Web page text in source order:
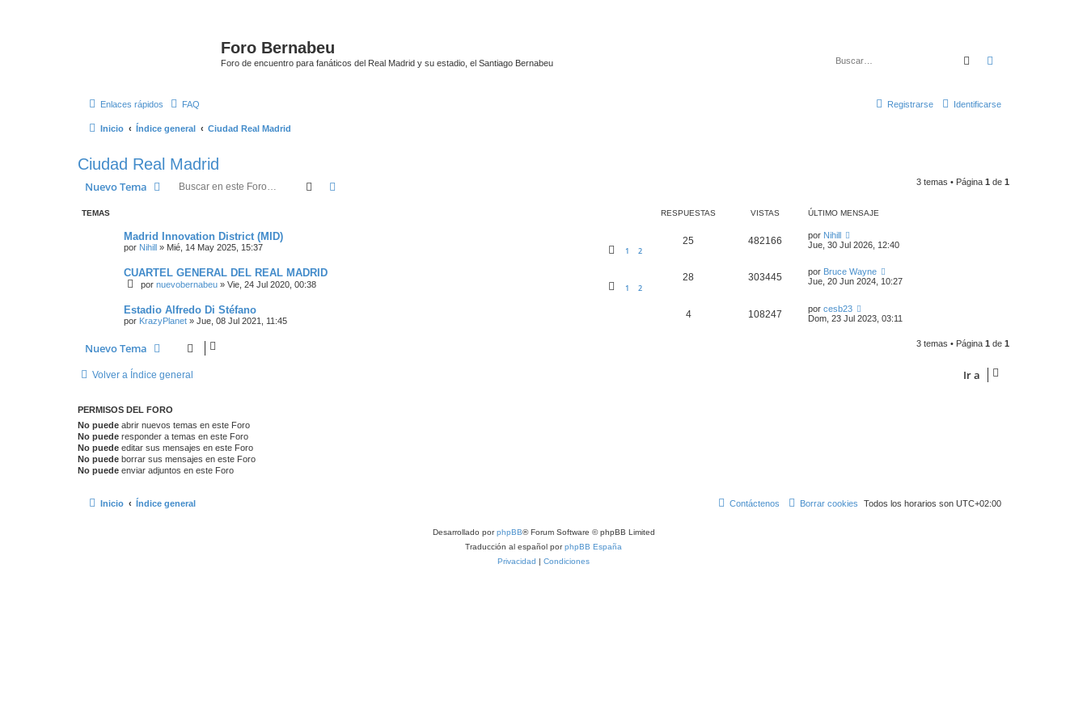
Foro Bernabeu
Foro de encuentro para fanáticos del Real Madrid y su estadio, el Santiago Bernabeu Buscar
Enlaces rápidos FAQ Identificarse
Registrarse
Inicio Índice general Ciudad Real Madrid
Ciudad Real Madrid
Nuevo Tema Buscar 3 temas • Página 1 de 1
TEMAS RESPUESTAS VISTAS ÚLTIMO MENSAJE
Madrid Innovation District (MID)
por Nihill » Mié, 14 May 2025, 15:37 1 2
25 482166 por Nihill
Jue, 30 Jul 2026, 12:40
CUARTEL GENERAL DEL REAL MADRID
por nuevobernabeu » Vie, 24 Jul 2020, 00:38 1 2
28 303445 por Bruce Wayne
Jue, 20 Jun 2024, 10:27
Estadio Alfredo Di Stéfano
por KrazyPlanet » Jue, 08 Jul 2021, 11:45
4 108247 por cesb23
Dom, 23 Jul 2023, 03:11
Nuevo Tema 3 temas • Página 1 de 1
Volver a Índice general Ir a
PERMISOS DEL FORO
No puede abrir nuevos temas en este Foro
No puede responder a temas en este Foro
No puede editar sus mensajes en este Foro
No puede borrar sus mensajes en este Foro
No puede enviar adjuntos en este Foro
Inicio Índice general Todos los horarios son UTC+02:00
Borrar cookies
Contáctenos
Desarrollado porphpBB® Forum Software © phpBB Limited
Traducción al español porphpBB España
Privacidad | Condiciones